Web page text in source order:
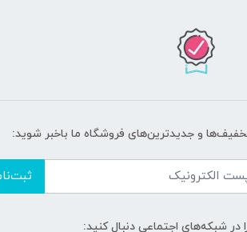
و جدیدترین‌های فروشگاه ما باخبر شوید:
در شبکه‌های اجتماعی دنبال کنید: